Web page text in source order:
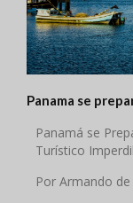
Panama se
Panamá se
Turístico
Por Armando de